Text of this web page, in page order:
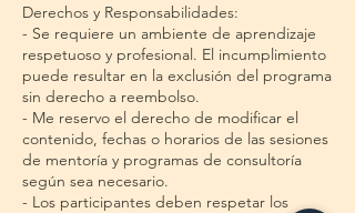
Derechos y Responsabilidades:
- Se requiere un ambiente de aprendizaje
respetuoso y profesional. El incumplimiento
puede resultar en la exclusión del programa
sin derecho a reembolso.
- Me reservo el derecho de modificar el
contenido, fechas o horarios de las sesiones
de mentoría y programas de consultoría
según sea necesario.
- Los participantes deben respetar los